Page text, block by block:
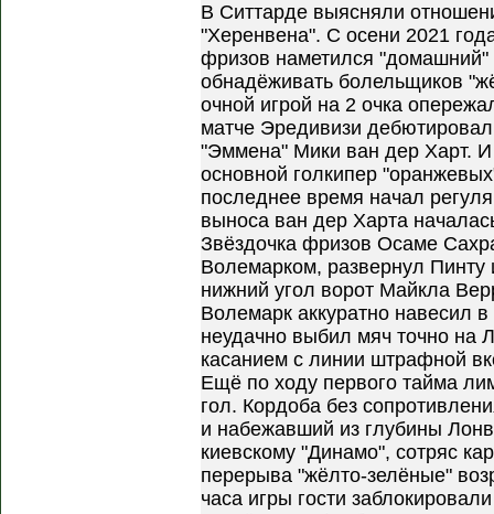
В Ситтарде выясняли
"Херенвена". С осени 2021
фризов наметился
обнадёживать болельщиков
очной игрой на 2 очка
матче Эредивизи
"Эммена" Мики ван дер Харт.
основной голкипер
последнее время начал
выноса ван дер Харта
Звёздочка фризов Осаме
Волемарком, развернул
нижний угол ворот Майкла
Волемарк аккуратно навесил
неудачно выбил мяч точно на
касанием с линии штрафной
Ещё по ходу первого тайма
гол. Кордоба без
и набежавший из глубины
киевскому "Динамо", сотряс
перерыва "жёлто-зелёные"
часа игры гости